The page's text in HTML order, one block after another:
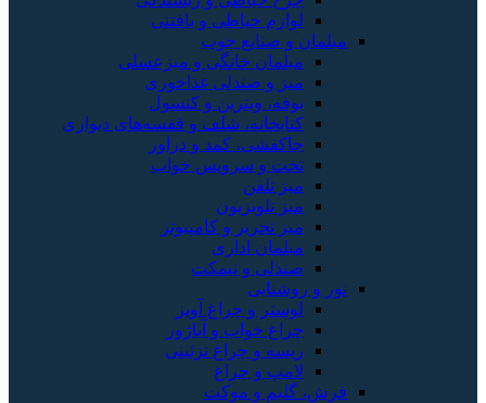
لوازم خیاطی و بافتنی
مبلمان و صنایع چوب
مبلمان خانگی و میزعسلی
میز و صندلی غذاخوری
بوفه، ویترین و کنسول
کتابخانه، شلف و قفسه‌های دیواری
جاکفشی، کمد و دراور
تخت و سرویس خواب
میز تلفن
میز تلویزیون
میز تحریر و کامپیوتر
مبلمان اداری
صندلی و نیمکت
نور و روشنایی
لوستر و چراغ آویز
چراغ خواب و آباژور
ریسه و چراغ تزئینی
لامپ و چراغ
فرش، گلیم و موکت